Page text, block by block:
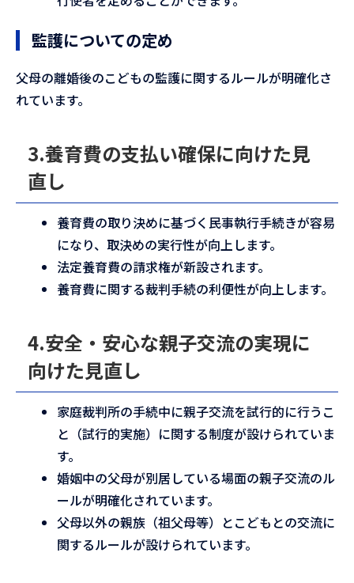
監護についての定め
父母の離婚後のこどもの監護に関するルールが明確化さ
れています。
3.養育費の支払い確保に向けた見
直し
養育費の取り決めに基づく民事執行手続きが容易
になり、取決めの実行性が向上します。
法定養育費の請求権が新設されます。
養育費に関する裁判手続の利便性が向上します。
4.安全・安心な親子交流の実現に
向けた見直し
家庭裁判所の手続中に親子交流を試行的に行うこ
と（試行的実施）に関する制度が設けられていま
す。
婚姻中の父母が別居している場面の親子交流のル
ールが明確化されています。
父母以外の親族（祖父母等）とこどもとの交流に
関するルールが設けられています。